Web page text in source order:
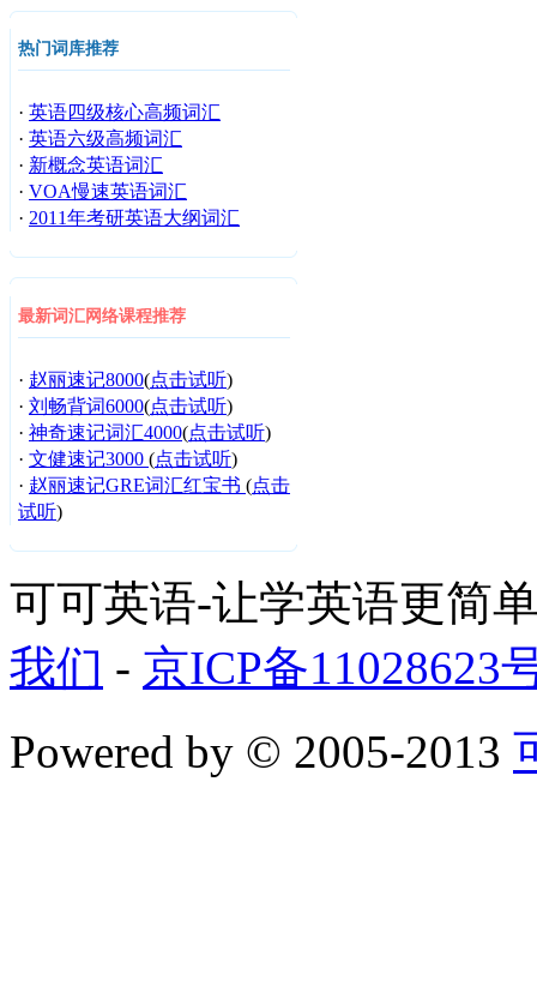
热门词库推荐
· 英语四级核心高频词汇
· 英语六级高频词汇
· 新概念英语词汇
· VOA慢速英语词汇
· 2011年考研英语大纲词汇
最新词汇网络课程推荐
· 赵丽速记8000(点击试听)
· 刘畅背词6000(点击试听)
· 神奇速记词汇4000(点击试听)
· 文健速记3000 (点击试听)
· 赵丽速记GRE词汇红宝书 (点击
试听)
可可英语-让学英语更简
我们 - 京ICP备11028623
Powered by © 2005-2013